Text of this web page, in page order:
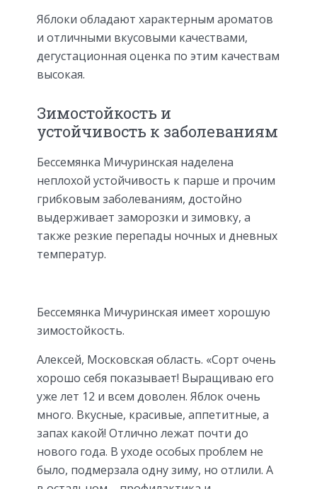
Яблоки обладают характерным ароматов
и отличными вкусовыми качествами,
дегустационная оценка по этим качествам
высокая.
Зимостойкость и
устойчивость к заболеваниям
Бессемянка Мичуринская наделена
неплохой устойчивость к парше и прочим
грибковым заболеваниям, достойно
выдерживает заморозки и зимовку, а
также резкие перепады ночных и дневных
температур.
Бессемянка Мичуринская имеет хорошую
зимостойкость.
Алексей, Московская область. «Сорт очень
хорошо себя показывает! Выращиваю его
уже лет 12 и всем доволен. Яблок очень
много. Вкусные, красивые, аппетитные, а
запах какой! Отлично лежат почти до
нового года. В уходе особых проблем не
было, подмерзала одну зиму, но отлили. А